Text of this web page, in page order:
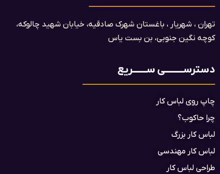
تهران ، شهریار ، باغستان شهرک صادقیه، خیابان شهید چالوکه،
کوچه نگین جنوبی، بن بست یاس​
دسترســـــــــی ســـــــریع
چاپ روی لباس کار
چرا حاکوب؟
لباس کار بزرگ
لباس کار مهندسی
طراحی لباس کار